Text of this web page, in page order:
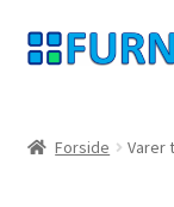
Spring
til
Spring
til
Forside Varer